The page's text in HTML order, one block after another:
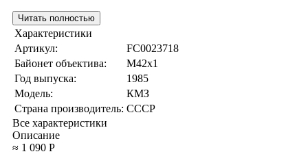
Читать полностью
Характеристики
Артикул:
FC0023718
Байонет объектива:
M42x1
Год выпуска:
1985
Модель:
КМЗ
Страна производитель: СССР
Все характеристики
Описание
≈ 1 090 Р